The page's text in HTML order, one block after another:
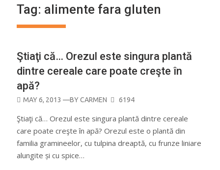
Tag: alimente fara gluten
Ştiaţi că… Orezul este singura plantă
dintre cereale care poate creşte în
apă?
POSTED
MAY 6, 2013 —BYCARMEN 6194
Ştiaţi că… Orezul este singura plantă dintre cereale
care poate creşte în apă? Orezul este o plantă din
familia gramineelor, cu tulpina dreaptă, cu frunze liniare
alungite și cu spice…